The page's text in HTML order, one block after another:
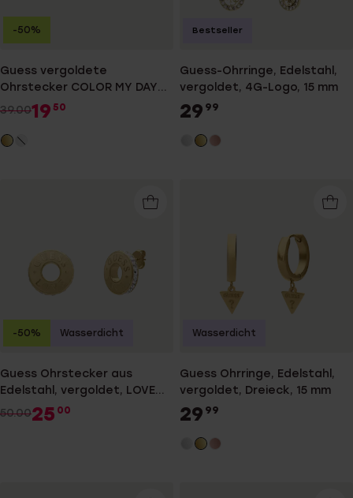
Guess vergoldete
Ohrstecker COLOR MY DAY
Transparent
39.0019 50
-50%
Guess-Ohrringe, Edelstahl,
vergoldet, 4G-Logo, 15 mm
29 99
Bestseller
Guess Ohrstecker aus
Edelstahl, vergoldet, LOVE
GUESS
50.0025 00
-50% Wasserdicht
Guess Ohrringe, Edelstahl,
vergoldet, Dreieck, 15 mm
29 99
Wasserdicht